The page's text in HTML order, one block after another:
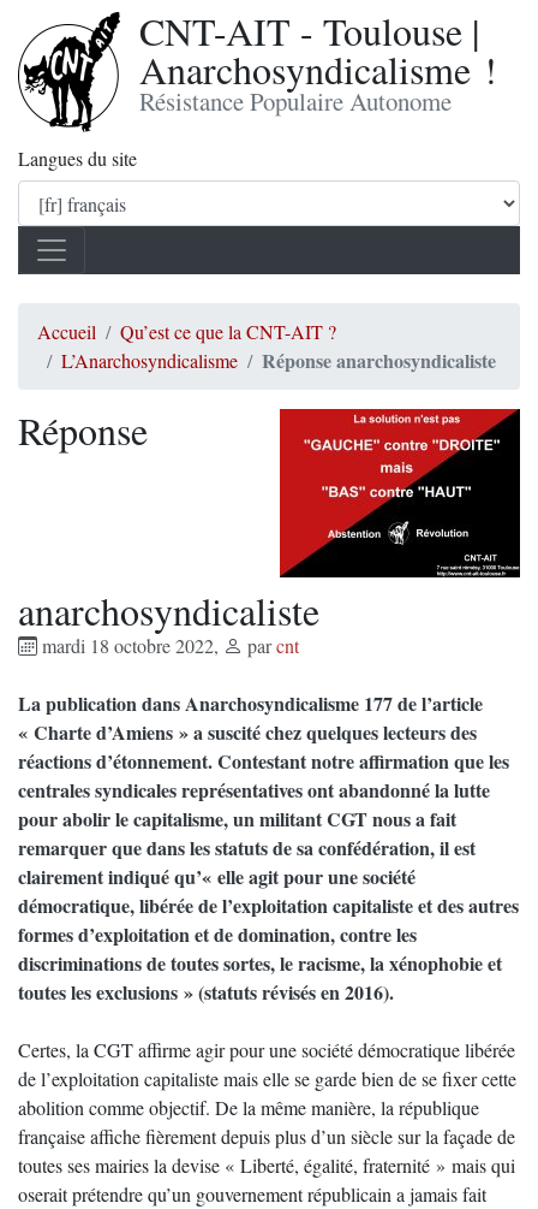
CNT-AIT - Toulouse |
Anarchosyndicalisme !
Résistance Populaire Autonome
Langues du site
Accueil
Qu’est ce que la CNT-AIT ?
L’Anarchosyndicalisme
Réponse anarchosyndicaliste
Réponse
anarchosyndicaliste
mardi 18 octobre 2022, parcnt
La publication dans Anarchosyndicalisme 177 de l’article
« Charte d’Amiens » a suscité chez quelques lecteurs des
réactions d’étonnement. Contestant notre affirmation que les
centrales syndicales représentatives ont abandonné la lutte
pour abolir le capitalisme, un militant CGT nous a fait
remarquer que dans les statuts de sa confédération, il est
clairement indiqué qu’« elle agit pour une société
démocratique, libérée de l’exploitation capitaliste et des autres
formes d’exploitation et de domination, contre les
discriminations de toutes sortes, le racisme, la xénophobie et
toutes les exclusions » (statuts révisés en 2016).
Certes, la CGT affirme agir pour une société démocratique libérée
de l’exploitation capitaliste mais elle se garde bien de se fixer cette
abolition comme objectif. De la même manière, la république
française affiche fièrement depuis plus d’un siècle sur la façade de
toutes ses mairies la devise « Liberté, égalité, fraternité » mais qui
oserait prétendre qu’un gouvernement républicain a jamais fait